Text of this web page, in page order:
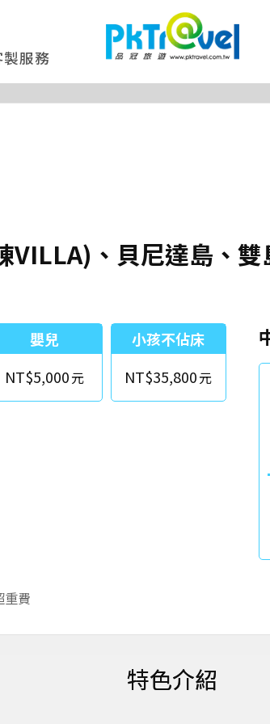
製服務
VILLA)、貝尼達島、
嬰兒
NT$5,000
小孩不佔床
NT$35,800
重費
特色介紹